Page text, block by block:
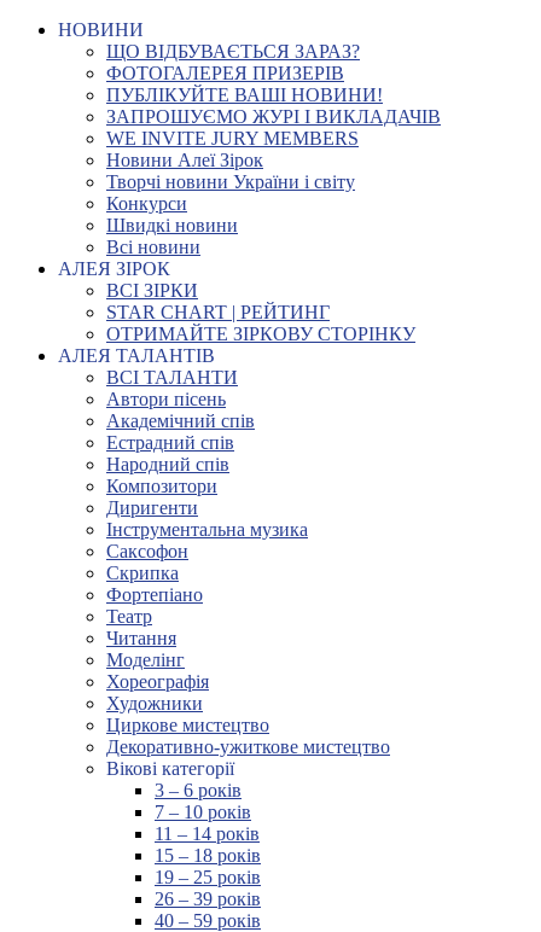
НОВИНИ
ЩО ВІДБУВАЄТЬСЯ ЗАРАЗ?
ФОТОГАЛЕРЕЯ ПРИЗЕРІВ
ПУБЛІКУЙТЕ ВАШІ НОВИНИ!
ЗАПРОШУЄМО ЖУРІ І ВИКЛАДАЧІВ
WE INVITE JURY MEMBERS
Новини Алеї Зірок
Творчі новини України і світу
Конкурси
Швидкі новини
Всі новини
АЛЕЯ ЗІРОК
ВСІ ЗІРКИ
STAR CHART | РЕЙТИНГ
ОТРИМАЙТЕ ЗІРКОВУ СТОРІНКУ
АЛЕЯ ТАЛАНТІВ
ВСІ ТАЛАНТИ
Автори пісень
Академічний спів
Естрадний спів
Народний спів
Композитори
Диригенти
Інструментальна музика
Саксофон
Скрипка
Фортепіано
Театр
Читання
Моделінг
Хореографія
Художники
Циркове мистецтво
Декоративно-ужиткове мистецтво
Вікові категорії
3 – 6 років
7 – 10 років
11 – 14 років
15 – 18 років
19 – 25 років
26 – 39 років
40 – 59 років